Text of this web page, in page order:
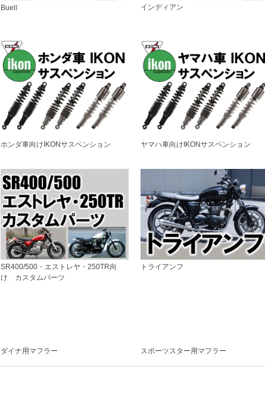
Buell インディアン
ホンダ車向けIKONサスペンション
ヤマハ車向けIKONサスペンション
SR400/500・エストレヤ・250TR向
け カスタムパーツ
トライアンフ
ダイナ用マフラー スポーツスター用マフラー